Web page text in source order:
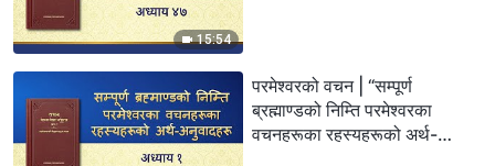
15:54
परमेश्‍वरको वचन | “सम्पूर्ण
ब्रह्माण्डको निम्ति परमेश्‍वरका
वचनहरूका रहस्यहरूको अर्थ-